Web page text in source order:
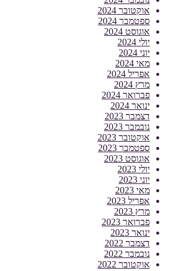
אוקטובר 2024
ספטמבר 2024
אוגוסט 2024
יולי 2024
יוני 2024
מאי 2024
אפריל 2024
מרץ 2024
פברואר 2024
ינואר 2024
דצמבר 2023
נובמבר 2023
אוקטובר 2023
ספטמבר 2023
אוגוסט 2023
יולי 2023
יוני 2023
מאי 2023
אפריל 2023
מרץ 2023
פברואר 2023
ינואר 2023
דצמבר 2022
נובמבר 2022
אוקטובר 2022